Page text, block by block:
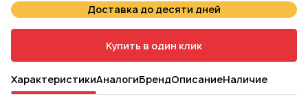
Доставка до десяти дней
Купить в один клик
ХарактеристикиАналогиБрендОписаниеНаличие